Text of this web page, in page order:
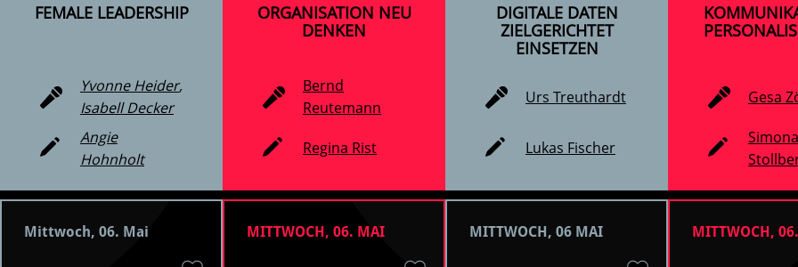
FEMALE LEADERSHIP
Yvonne Heider,
Isabell Decker
Angie
Hohnholt
ORGANISATION NEU
DENKEN
Bernd
Reutemann
Regina Rist
DIGITALE DATEN
ZIELGERICHTET
EINSETZEN
Urs Treuthardt
Lukas Fischer
Gesa
Simona
Mittwoch, 06. Mai MITTWOCH, 06. MAI MITTWOCH, 06 MAI MITTWOCH,